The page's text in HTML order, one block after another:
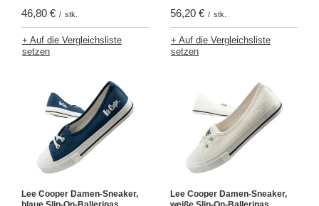
46,80 € / stk.
+ Auf die Vergleichsliste
setzen
56,20 € / stk.
+ Auf die Vergleichsliste
setzen
Lee Cooper Damen-Sneaker,
Lee Cooper Damen-Sneaker,